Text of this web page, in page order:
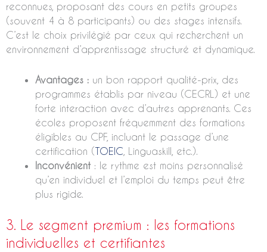
reconnues, proposant des cours en petits groupes
(souvent 4 à 8 participants) ou des stages intensifs.
C’est le choix privilégié par ceux qui recherchent un
environnement d’apprentissage structuré et dynamique.
Avantages : un bon rapport qualité-prix, des
programmes établis par niveau (CECRL) et une
forte interaction avec d’autres apprenants. Ces
écoles proposent fréquemment des formations
éligibles au CPF, incluant le passage d’une
certification (TOEIC , Linguaskill, etc.).
Inconvénient : le rythme est moins personnalisé
qu’en individuel et l’emploi du temps peut être
plus rigide.
3. Le segment premium : les formations
individuelles et certifiantes